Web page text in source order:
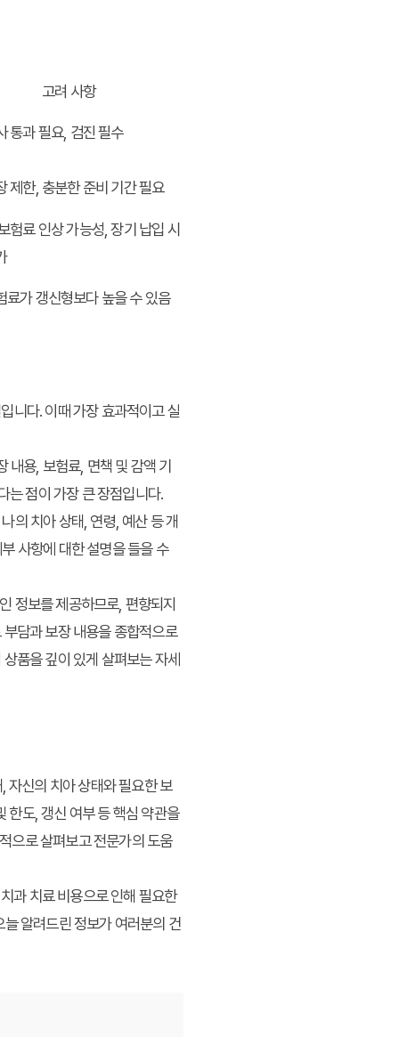
고려 사항
통과 필요, 검진 필수
제한, 충분한 준비 기간 필요
험료 인상 가능성, 장기 납입 시
료가 갱신형보다 높을 수 있음
니다. 이때 가장 효과적이고 실
내용, 보험료, 면책 및 감액 기
는 점이 가장 큰 장점입니다.
의 치아 상태, 연령, 예산 등 개
사항에 대한 설명을 들을 수
정보를 제공하므로, 편향되지
담과 보장 내용을 종합적으로
품을 깊이 있게 살펴보는 자세
자신의 치아 상태와 필요한 보
한도, 갱신 여부 등 핵심 약관을
으로 살펴보고 전문가의 도움
과 치료 비용으로 인해 필요한
알려드린 정보가 여러분의 건